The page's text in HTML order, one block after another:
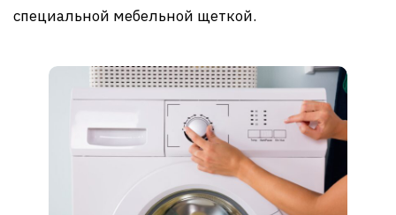
специальной мебельной щеткой.